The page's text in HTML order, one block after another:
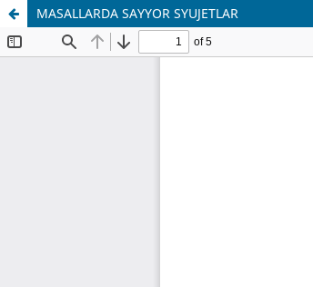
MASALLARDA SAYYOR SYUJETLAR